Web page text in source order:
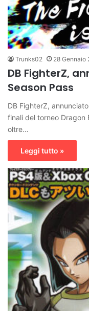
Trunks02 28 Gennaio
DB FighterZ,
Season Pass
DB FighterZ,
finali del torneo Dragon
oltre…
Leggi tutto »